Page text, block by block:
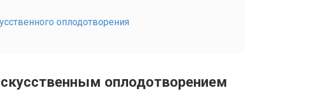
оплодотворения
оплодотворением